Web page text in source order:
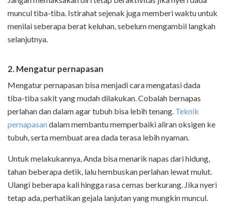
muncul tiba-tiba. Istirahat sejenak juga memberi waktu untuk
menilai seberapa berat keluhan, sebelum mengambil langkah
selanjutnya.
2. Mengatur pernapasan
Mengatur pernapasan bisa menjadi cara mengatasi dada
tiba-tiba sakit yang mudah dilakukan. Cobalah bernapas
perlahan dan dalam agar tubuh bisa lebih tenang. Teknik
pernapasandalam membantu memperbaiki aliran oksigen ke
tubuh, serta membuat area dada terasa lebih nyaman.
Untuk melakukannya, Anda bisa menarik napas dari hidung,
tahan beberapa detik, lalu hembuskan perlahan lewat mulut.
Ulangi beberapa kali hingga rasa cemas berkurang. Jika nyeri
tetap ada, perhatikan gejala lanjutan yang mungkin muncul.